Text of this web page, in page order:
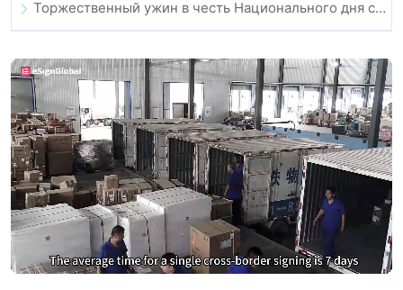
Торжественный ужин в честь Национального дня сообщества технологий и инноваций Гонконга